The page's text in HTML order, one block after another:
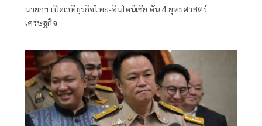
นายกฯ เปิดเวทีธุรกิจไทย-อินโดนีเซีย ดัน 4 ยุทธศาสตร์
เศรษฐกิจ